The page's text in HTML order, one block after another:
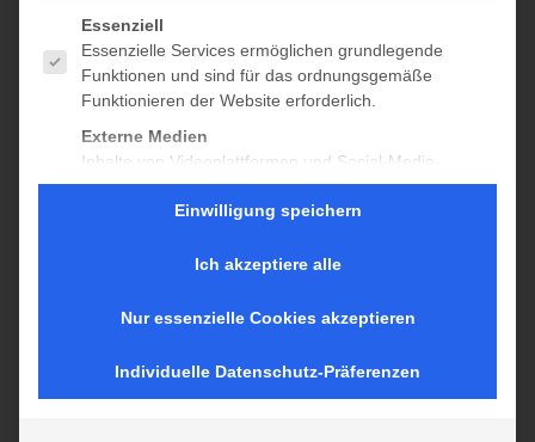
Zeit:
10:00 - 18:00
Veranstaltungskategorie:
geöffnet 10-18
Es folgt eine Liste der Service-Gruppen, für die eine
Essenziell
Essenzielle Services ermöglichen grundlegende
Funktionen und sind für das ordnungsgemäße
Funktionieren der Website erforderlich.
Externe Medien
Inhalte von Videoplattformen und Social-Media-
Plattformen werden standardmäßig blockiert. Wenn
externe Services akzeptiert werden, ist für den Zugriff
Einwilligung speichern
Ich akzeptiere alle
Nur essenzielle Cookies akzeptieren
Individuelle Datenschutz-Präferenzen